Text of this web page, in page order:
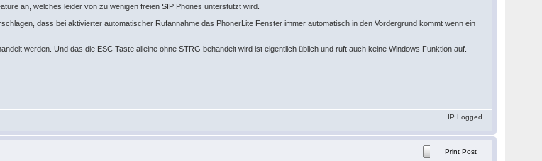
an, welches leider von zu wenigen freien SIP Phones unterstützt wird.
dass bei aktivierter automatischer Rufannahme das PhonerLite Fenster immer automatisch in den Vordergrund kommt wenn ein
werden. Und das die ESC Taste alleine ohne STRG behandelt wird ist eigentlich üblich und ruft auch keine Windows Funktion auf.
IP Logged
Print Post